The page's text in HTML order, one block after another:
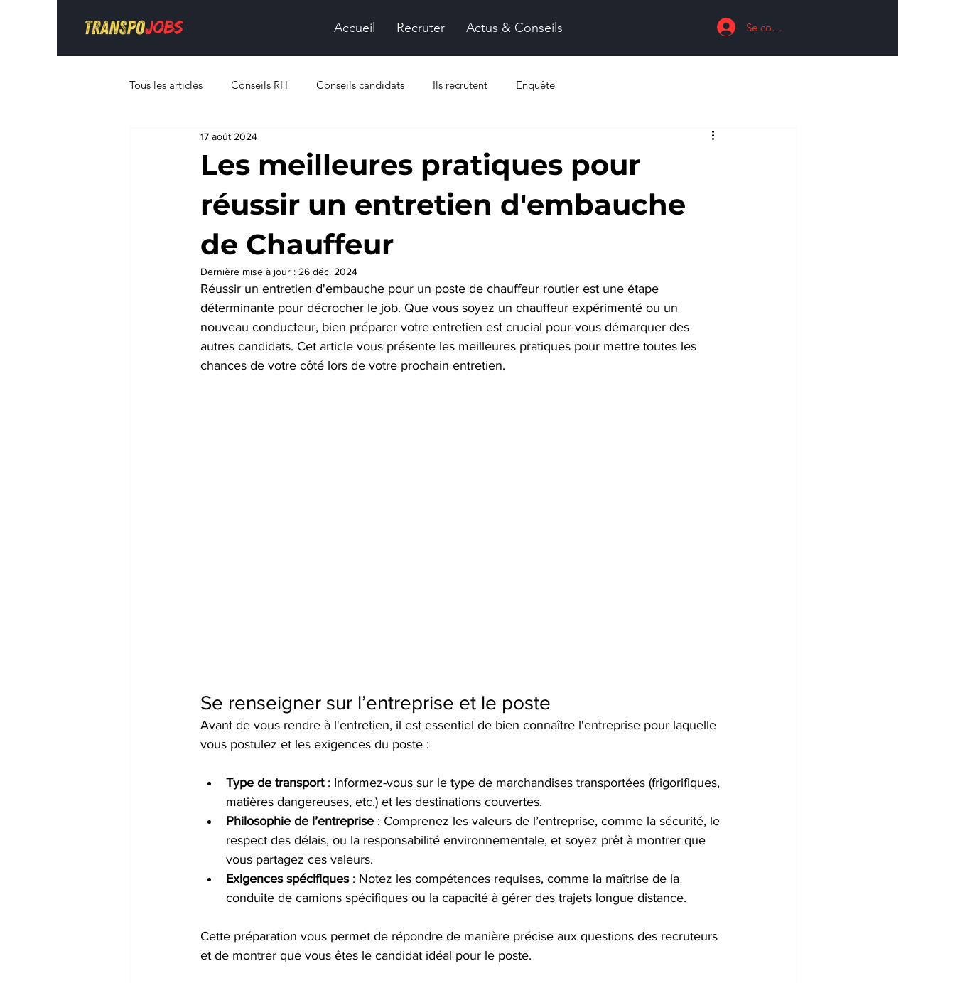
Accueil Recruter Actus & Conseils Se connecter
Tous les articles Conseils RH Conseils candidats Ils recrutent Enquête
Les meilleures pratiques pour
réussir un entretien d'embauche
de Chauffeur
17 août 2024
Dernière mise à jour : 26 déc. 2024
Réussir un entretien d'embauche pour un poste de chauffeur routier est une étape
déterminante pour décrocher le job. Que vous soyez un chauffeur expérimenté ou un
nouveau conducteur, bien préparer votre entretien est crucial pour vous démarquer des
autres candidats. Cet article vous présente les meilleures pratiques pour mettre toutes les
chances de votre côté lors de votre prochain entretien.
Se renseigner sur l’entreprise et le poste
Avant de vous rendre à l'entretien, il est essentiel de bien connaître l'entreprise pour laquelle
vous postulez et les exigences du poste :
Type de transport : Informez-vous sur le type de marchandises transportées (frigorifiques,
matières dangereuses, etc.) et les destinations couvertes.
Philosophie de l’entreprise : Comprenez les valeurs de l’entreprise, comme la sécurité, le
respect des délais, ou la responsabilité environnementale, et soyez prêt à montrer que
vous partagez ces valeurs.
Exigences spécifiques : Notez les compétences requises, comme la maîtrise de la
conduite de camions spécifiques ou la capacité à gérer des trajets longue distance.
Cette préparation vous permet de répondre de manière précise aux questions des recruteurs
et de montrer que vous êtes le candidat idéal pour le poste.